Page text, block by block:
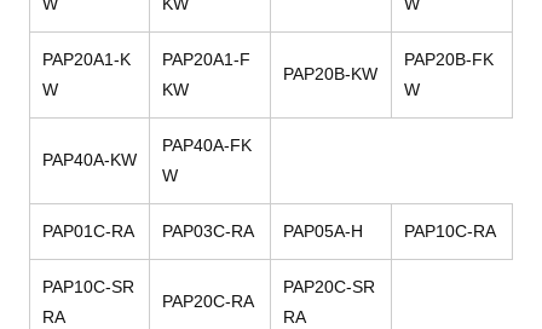
W
KW
W
PAP20A1-K
W
PAP20A1-F
KW
PAP20B-KW
PAP20B-FK
W
PAP40A-KW
PAP40A-FK
W
PAP01C-RA PAP03C-RA PAP05A-H PAP10C-RA
PAP10C-SR
RA
PAP20C-RA
PAP20C-SR
RA